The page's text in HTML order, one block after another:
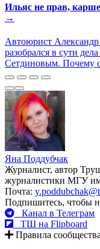
Ильяс не прав,
→
Автоюрист
разобрался в сути
Сетдиновым. Почему
Яна Поддубчак
Журналист, автор
журналистики МГУ
Почта:
Подпишитесь, чтобы
Канал в Телеграм
ТШ на Flipboard
Правила сообщества